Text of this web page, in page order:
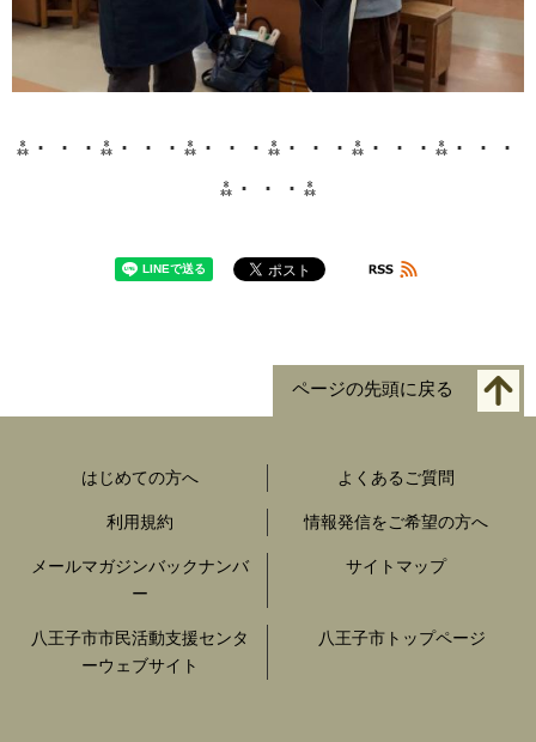
⁂・・・⁂・・・⁂・・・⁂・・・⁂・・・⁂・・・
⁂・・・⁂
ページの先頭に戻る
はじめての方へ よくあるご質問
利用規約 情報発信をご希望の方へ
メールマガジンバックナンバ
ー
サイトマップ
八王子市市民活動支援センタ
ーウェブサイト
八王子市トップページ